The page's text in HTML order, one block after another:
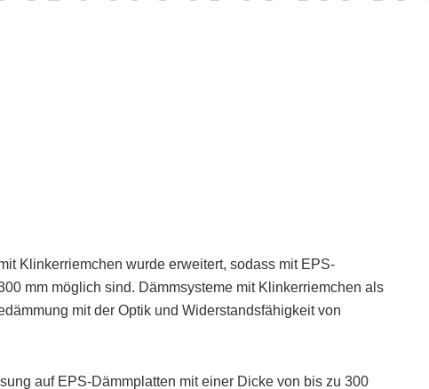
Klinkerriemchen wurde erweitert, sodass mit EPS-
mm möglich sind. Dämmsysteme mit Klinkerriemchen als
mit der Optik und Widerstandsfähigkeit von
auf EPS-Dämmplatten mit einer Dicke von bis zu 300